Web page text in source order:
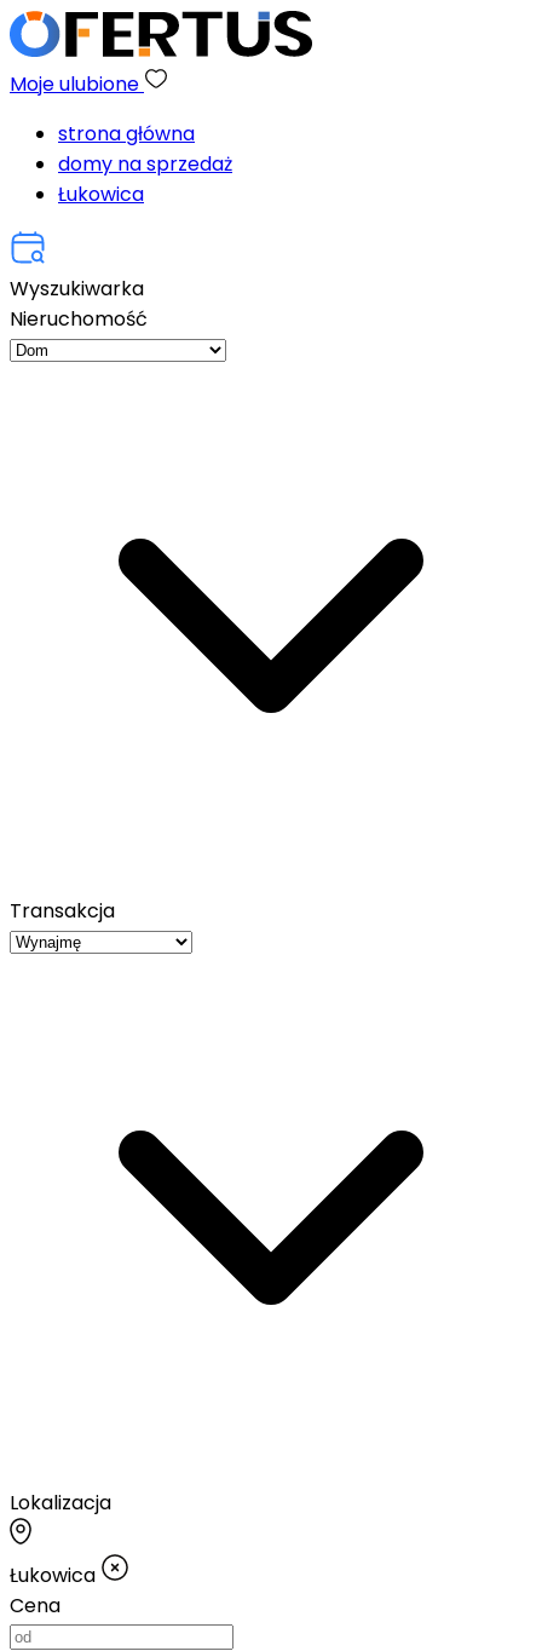
Moje ulubione
strona główna
domy na sprzedaż
Łukowica
Wyszukiwarka
Nieruchomość
Transakcja
Lokalizacja
Łukowica
Cena